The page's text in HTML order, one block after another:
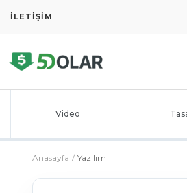
İLETIŞIM
Video
Anasayfa Yazılım